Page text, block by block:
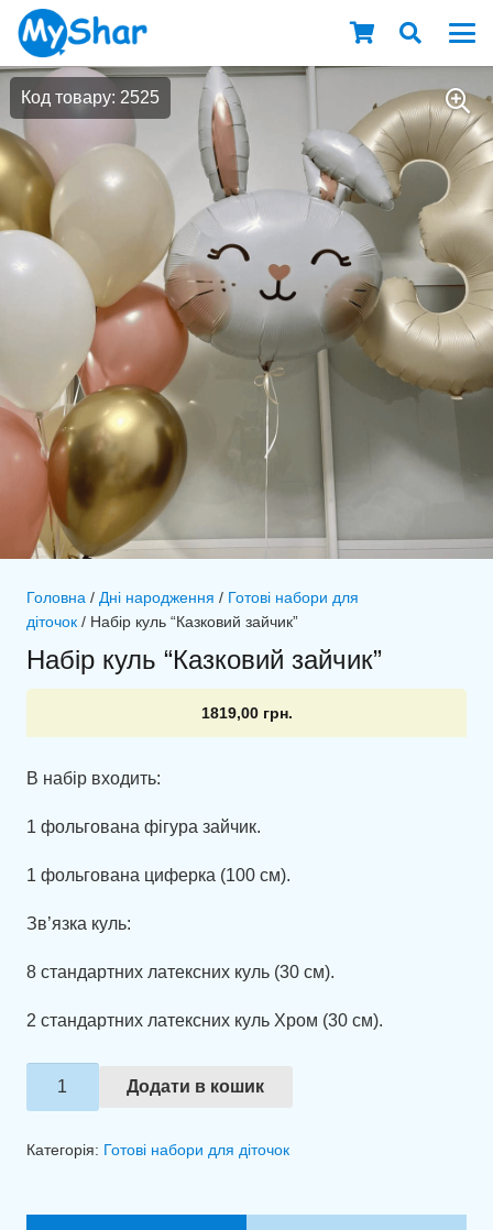
Код товару: 2525
Головна / Дні народження / Готові набори для
діточок / Набір куль “Казковий зайчик”
Набір куль “Казковий зайчик”
1819,00 грн.
В набір входить:
1 фольгована фігура зайчик.
1 фольгована циферка (100 см).
Зв’язка куль:
8 стандартних латексних куль (30 см).
2 стандартних латексних куль Хром (30 см).
Набір
куль
Додати в кошик
Категорія: Готові набори для діточок